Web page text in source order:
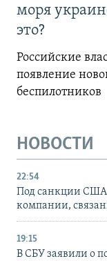
моря
это?
Российские
появление
беспилотников
НОВОСТИ
22:54
Под санкции США
компании,
19:15
В СБУ заявили о